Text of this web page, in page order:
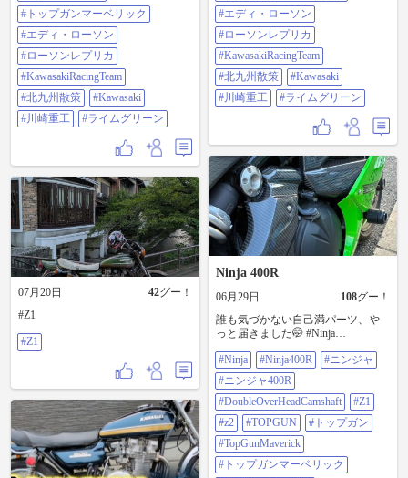
#トップガンマーベリック
#エディ・ローソン
#ローソンレプリカ
#KawasakiRacingTeam
#北九州散策
#Kawasaki
#川崎重工
#ライムグリーン
#エディ・ローソン
#ローソンレプリカ
#KawasakiRacingTeam
#北九州散策
#Kawasaki
#川崎重工
#ライムグリーン
07月20日 42グー！
#Z1
#Z1
Ninja 400R
06月29日 108グー！
誰も気づかない自己満パーツ、や
っと届きました🤭 #Ninja
400R #DoubleOverHeadCamshaft #Z1
#z2 #TOPGUN #トップガン
#TopGunMaverick #トップガンマー
ベリック #エディ・ローソン #ロー
ソンレプリカ #KawasakiRacingTeam
#北九州散策 #Kawasaki #川崎重工 #
ライムグリーン
#Ninja #Ninja400R
#ニンジャ
#ニンジャ400R
#DoubleOverHeadCamshaft
#Z1
#z2
#TOPGUN
#トップガン
#TopGunMaverick
#トップガンマーベリック